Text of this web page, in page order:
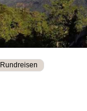
Rundreisen